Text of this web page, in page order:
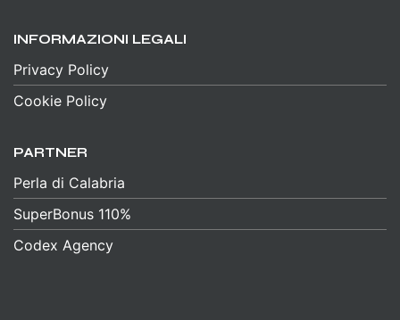
INFORMAZIONI LEGALI
Privacy Policy
Cookie Policy
PARTNER
Perla di Calabria
SuperBonus 110%
Codex Agency